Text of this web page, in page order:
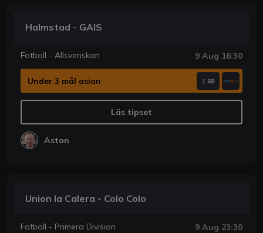
Halmstad - GAIS
Fotboll - Allsvenskan 9 Aug 16:30
Under 3 mål asian 1.68
Läs tipset
Aston
Union la Calera - Colo Colo
Fotboll - Primera Division 9 Aug 23:30